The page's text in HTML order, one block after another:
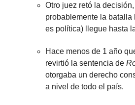
Otro juez retó la
probablemente la batalla
es política) llegue hasta
Hace menos de 1 año
revirtió la sentencia de
otorgaba un derecho
a nivel de todo el país.